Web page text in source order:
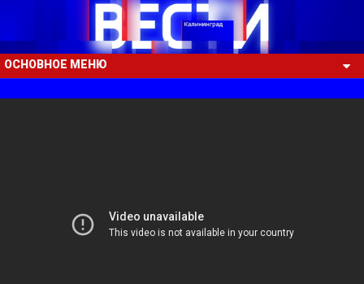
ОСНОВНОЕ МЕНЮ